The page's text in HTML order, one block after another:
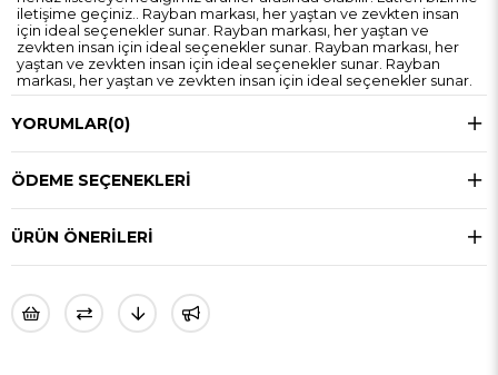
iletişime geçiniz.. Rayban markası, her yaştan ve zevkten insan
için ideal seçenekler sunar. Rayban markası, her yaştan ve
zevkten insan için ideal seçenekler sunar. Rayban markası, her
yaştan ve zevkten insan için ideal seçenekler sunar. Rayban
markası, her yaştan ve zevkten insan için ideal seçenekler sunar.
YORUMLAR(0)
ÖDEME SEÇENEKLERI
ÜRÜN ÖNERILERI